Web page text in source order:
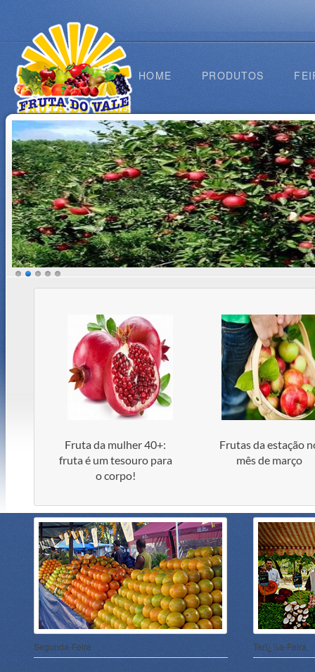
HOME PRODUTOS
Fruta da mulher 40+:
fruta é um tesouro para
o corpo!
Frutas da estação
mês de março
Segunda-Feira Terï¿½a-Feira